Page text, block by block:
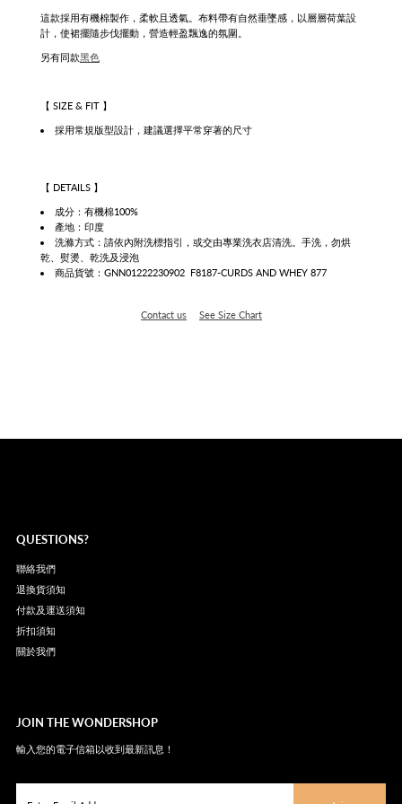
這款採用有機棉製作，柔軟且透氣。 布料帶有自然垂墜感，以層層荷葉設
計， 使裙擺隨步伐擺動，營造輕盈飄逸的氛圍。
另有同款黑色
【 SIZE & FIT 】
採用常規版型設計，建議選擇平常穿著的尺寸
【 DETAILS 】
成分：有機棉100%
產地：印度
洗滌方式：請依內附洗標指引，或交由專業洗衣店清洗。手洗，勿烘
乾、熨燙、乾洗及浸泡
商品貨號：GNN01222230902 F8187-CURDS AND WHEY 877
Contact us See Size Chart
QUESTIONS?
聯絡我們
退換貨須知
付款及運送須知
折扣須知
關於我們
JOIN THE WONDERSHOP
輸入您的電子信箱以收到最新訊息！